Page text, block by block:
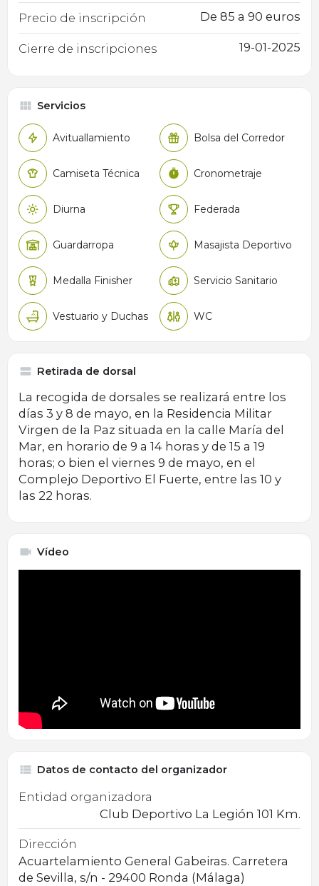
Precio de inscripción De 85 a 90 euros
Cierre de inscripciones 19-01-2025
Servicios
Avituallamiento Bolsa del Corredor
Camiseta Técnica Cronometraje
Diurna Federada
Guardarropa Masajista Deportivo
Medalla Finisher Servicio Sanitario
Vestuario y Duchas WC
Retirada de dorsal
La recogida de dorsales se realizará entre los
días 3 y 8 de mayo, en la Residencia Militar
Virgen de la Paz situada en la calle María del
Mar, en horario de 9 a 14 horas y de 15 a 19
horas; o bien el viernes 9 de mayo, en el
Complejo Deportivo El Fuerte, entre las 10 y
las 22 horas.
Vídeo
Datos de contacto del organizador
Entidad organizadora
Club Deportivo La Legión 101 Km.
Dirección
Acuartelamiento General Gabeiras. Carretera
de Sevilla, s/n - 29400 Ronda (Málaga)